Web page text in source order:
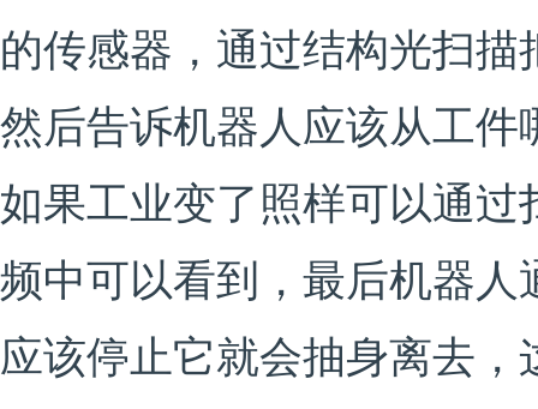
的传感器，通过结构光扫
然后告诉机器人应该从工
如果工业变了照样可以通
频中可以看到，最后机器
应该停止它就会抽身离去